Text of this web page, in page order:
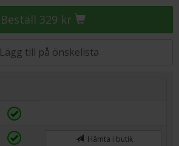
Beställ 329 kr
Lägg till på önskelista
Hämta i butik